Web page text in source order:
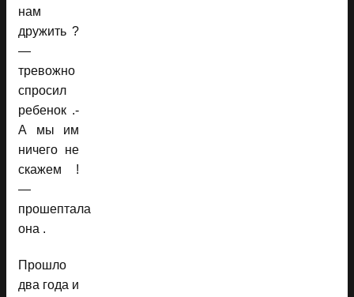
нам
дружить ?
—
тревожно
спросил
ребенок .-
А мы им
ничего не
скажем !
—
прошептала
она .
Прошло
два года и